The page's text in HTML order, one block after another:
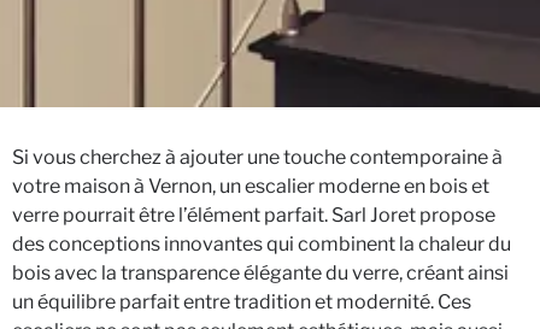
Si vous cherchez à ajouter une touche contemporaine à
votre maison à Vernon, un escalier moderne en bois et
verre pourrait être l’élément parfait. Sarl Joret propose
des conceptions innovantes qui combinent la chaleur du
bois avec la transparence élégante du verre, créant ainsi
un équilibre parfait entre tradition et modernité. Ces